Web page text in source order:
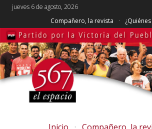
jueves 6 de agosto, 2026
Compañero, la revista